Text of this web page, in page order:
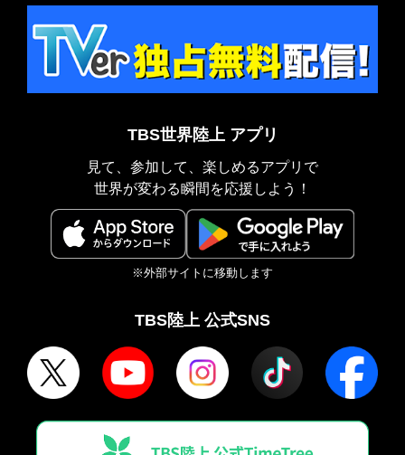
TBS世界陸上 アプリ
見て、参加して、楽しめるアプリで
世界が変わる瞬間を応援しよう！
※外部サイトに移動します
TBS陸上 公式SNS